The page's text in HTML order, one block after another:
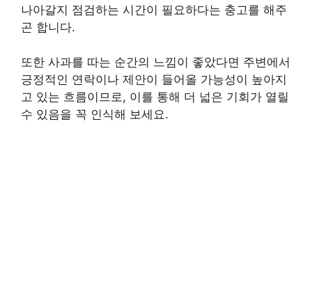
나아갈지 점검하는 시간이 필요하다는 충고를 해주
곤 합니다.
또한 사과를 따는 순간의 느낌이 좋았다면 주변에서
긍정적인 연락이나 제안이 들어올 가능성이 높아지
고 있는 흐름이므로, 이를 통해 더 넓은 기회가 열릴
수 있음을 꼭 인식해 보세요.